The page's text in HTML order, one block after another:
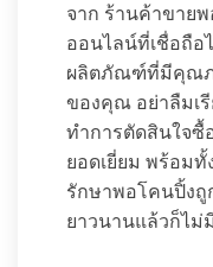
จาก ร้านค้าขาย
ออนไลน์ที่เชื่อถือ
ผลิตภัณฑ์ที่มีคุณภ
ของคุณ อย่าลืมเ
ทำการตัดสินใจซื้
ยอดเยี่ยม พร้อม
รักษาพอโคนปิ้งถู
ยาวนานแล้วก็ไม่